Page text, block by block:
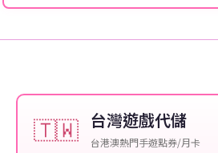
🇹🇼 台灣遊戲代儲
台港澳熱門手遊點券/月卡